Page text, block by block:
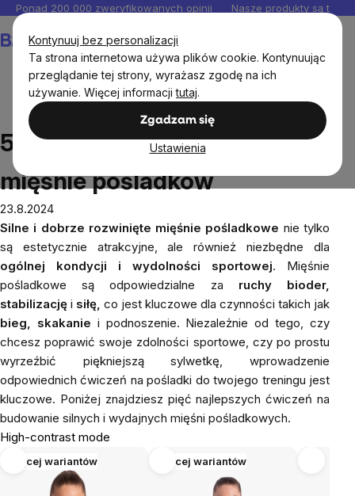
Kontynuuj bez personalizacji
Ta strona internetowa używa plików cookie. Kontynuując
przeglądanie tej strony, wyrażasz zgodę na ich
używanie. Więcej informacjitutaj.
Zgadzam się
Ustawienia
Przejść
do
treści
Ponad 200 000 zweryfikowanych opinii Nasze produkty są
5 najlepszych ćwiczeń na mięśnie pośladków
5 najlepszych ćwiczeń na
mięśnie pośladków
23.8.2024
Silne i dobrze rozwinięte mięśnie pośladkowe nie tylko
są estetycznie atrakcyjne, ale również niezbędne dla
ogólnej kondycji i wydolności sportowej. Mięśnie
pośladkowe są odpowiedzialne za ruchy bioder,
stabilizację i siłę, co jest kluczowe dla czynności takich jak
bieg, skakanie i podnoszenie. Niezależnie od tego, czy
chcesz poprawić swoje zdolności sportowe, czy po prostu
wyrzeźbić piękniejszą sylwetkę, wprowadzenie
odpowiednich ćwiczeń na pośladki do twojego treningu jest
kluczowe. Poniżej znajdziesz pięć najlepszych ćwiczeń na
budowanie silnych i wydajnych mięśni pośladkowych.
High-contrast mode
Więcej wariantów Więcej wariantów